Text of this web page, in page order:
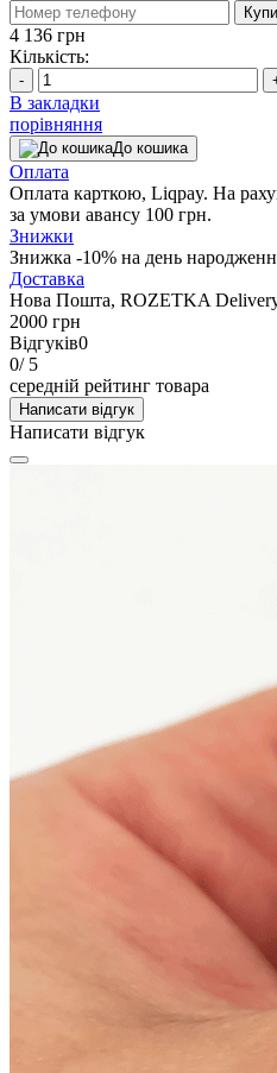
4 136 грн
Кількість:
-
В закладки
порівняння
До кошика
Оплата
Оплата карткою, Liqpay. На
за умови авансу 100 грн.
Знижки
Знижка -10% на день
Доставка
Нова Пошта, ROZETKA
2000 грн
Відгуків0
0/ 5
середній рейтинг товара
Написати відгук
Написати відгук